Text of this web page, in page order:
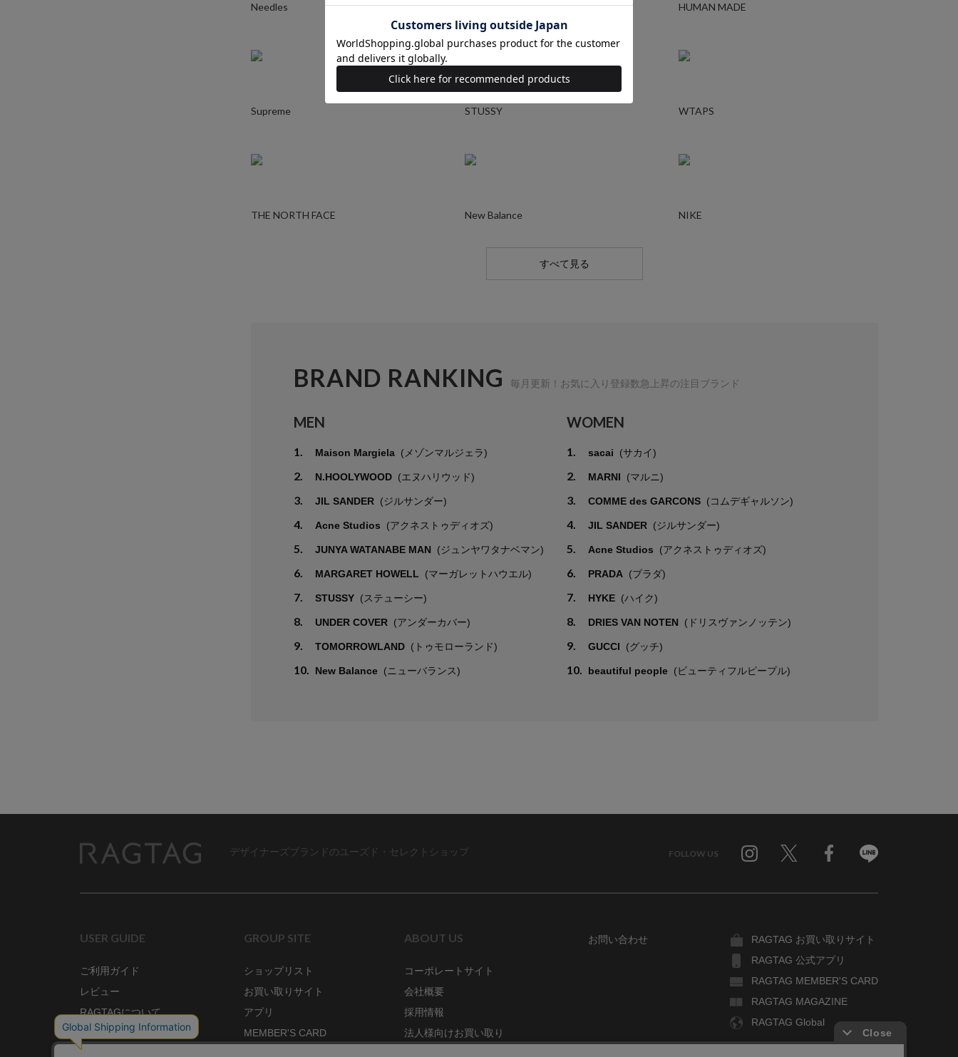
Needles Ralph Lauren HUMAN MADE
Supreme STUSSY WTAPS
THE NORTH FACE New Balance NIKE
すべて見る
BRAND RANKING 毎月更新！お気に入り登録数急上昇の注目ブランド
MEN
1. Maison Margiela (メゾンマルジェラ)
2. N.HOOLYWOOD (エヌハリウッド)
3. JIL SANDER (ジルサンダー)
4. Acne Studios (アクネストゥディオズ)
5. JUNYA WATANABE MAN (ジュンヤワタナベマン)
6. MARGARET HOWELL (マーガレットハウエル)
7. STUSSY (ステューシー)
8. UNDER COVER (アンダーカバー)
9. TOMORROWLAND (トゥモローランド)
10. New Balance (ニューバランス)
WOMEN
1. sacai (サカイ)
2. MARNI (マルニ)
3. COMME des GARCONS (コムデギャルソン)
4. JIL SANDER (ジルサンダー)
5. Acne Studios (アクネストゥディオズ)
6. PRADA (プラダ)
7. HYKE (ハイク)
8. DRIES VAN NOTEN (ドリスヴァンノッテン)
9. GUCCI (グッチ)
10. beautiful people (ビューティフルピープル)
デザイナーズブランドのユーズド・セレクトショップ FOLLOW US
USER GUIDE
ご利用ガイド
レビュー
RAGTAGについて
ご利用規約
プライバシーポリシー
GROUP SITE
ショップリスト
お買い取りサイト
アプリ
MEMBER'S CARD
ABOUT US
コーポレートサイト
会社概要
採用情報
法人様向けお買い取り
お問い合わせ
RAGTAG お買い取りサイト
RAGTAG 公式アプリ
RAGTAG MEMBER'S CARD
RAGTAG MAGAZINE
RAGTAG Global